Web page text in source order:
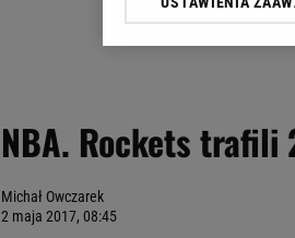
NBA. Rockets
Michał Owczarek
2 maja 2017, 08:45
Klikając „Akceptuję”
Zaufanych Partnerów i
My, nasi Zaufani